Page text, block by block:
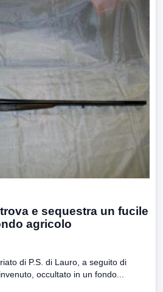
e sequestra un fucile
agricolo
di P.S. di Lauro, a seguito di
occultato in un fondo...